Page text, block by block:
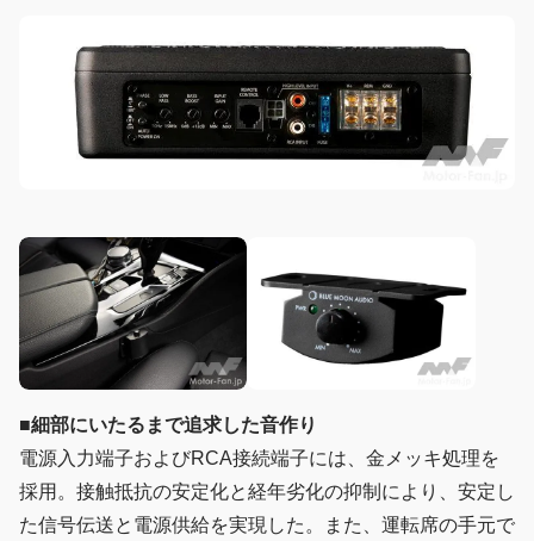
■細部にいたるまで追求した音作り
電源入力端子およびRCA接続端子には、金メッキ処理を
採用。接触抵抗の安定化と経年劣化の抑制により、安定し
た信号伝送と電源供給を実現した。また、運転席の手元で